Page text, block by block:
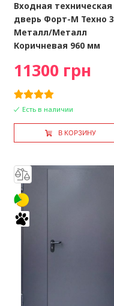
Входная техническая
дверь Форт-М Техно 3
Металл/Металл
Коричневая 960 мм
11300 грн
Есть в наличии
В КОРЗИНУ